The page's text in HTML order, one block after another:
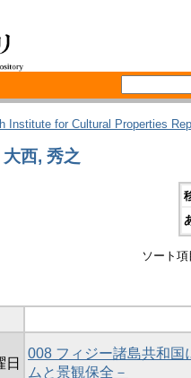
Institute for Cultural Properties
西, 秀之
ソート項
日
008 フィジー諸島共和国
ムと景観保全－